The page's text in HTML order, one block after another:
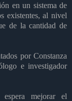
en un sistema de
existentes, al nivel
de la cantidad de
por Constanza
e investigador
mejorar el